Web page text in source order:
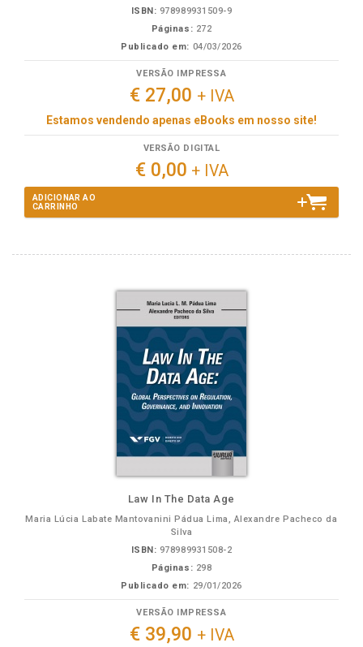
ISBN: 978989931509-9
Páginas: 272
Publicado em: 04/03/2026
VERSÃO IMPRESSA
€ 27,00 + IVA
Estamos vendendo apenas eBooks em nosso site!
VERSÃO DIGITAL
€ 0,00 + IVA
ADICIONAR AO
CARRINHO
Law In The Data Age
Maria Lúcia Labate Mantovanini Pádua Lima, Alexandre Pacheco da
Silva
ISBN: 978989931508-2
Páginas: 298
Publicado em: 29/01/2026
VERSÃO IMPRESSA
€ 39,90 + IVA